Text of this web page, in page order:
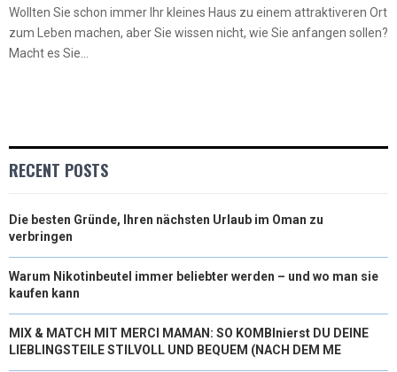
Wollten Sie schon immer Ihr kleines Haus zu einem attraktiveren Ort
zum Leben machen, aber Sie wissen nicht, wie Sie anfangen sollen?
Macht es Sie...
RECENT POSTS
Die besten Gründe, Ihren nächsten Urlaub im Oman zu
verbringen
Warum Nikotinbeutel immer beliebter werden – und wo man sie
kaufen kann
MIX & MATCH MIT MERCI MAMAN: SO KOMBInierst DU DEINE
LIEBLINGSTEILE STILVOLL UND BEQUEM (NACH DEM ME